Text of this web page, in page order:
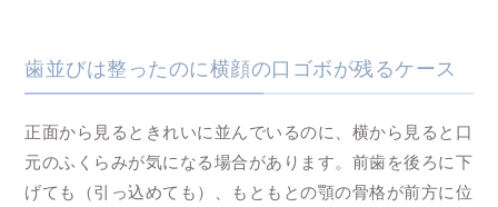
歯並びは整ったのに横顔の口ゴボが残るケース
正面から見るときれいに並んでいるのに、横から見ると口
元のふくらみが気になる場合があります。前歯を後ろに下
げても（引っ込めても）、もともとの顎の骨格が前方に位